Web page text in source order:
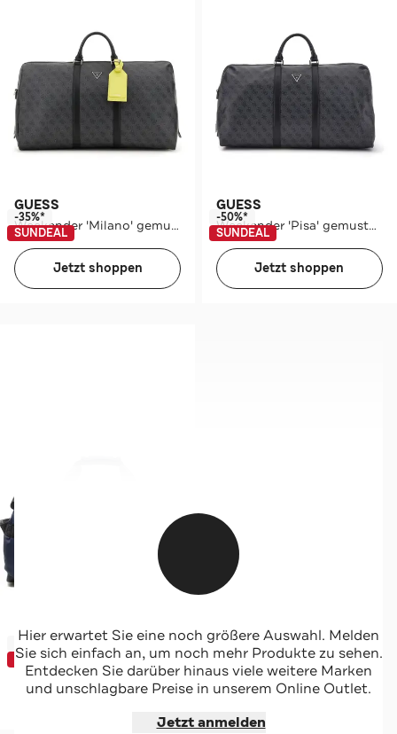
GUESS
Weekender 'Milano' gemustert
-35%*
SUNDEAL
Jetzt shoppen
GUESS
Weekender 'Pisa' gemustert
-50%*
SUNDEAL
Jetzt shoppen
GUESS
2-in-1 Weekender 'Herve' dunkelblau
-62%*
SUNDEAL
Jetzt shoppen
Hier erwartet Sie eine noch größere Auswahl. Melden
Sie sich einfach an, um noch mehr Produkte zu sehen.
Entdecken Sie darüber hinaus viele weitere Marken
und unschlagbare Preise in unserem Online Outlet.
Jetzt anmelden